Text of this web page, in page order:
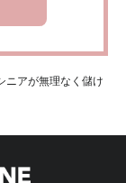
ニアが無理なく儲け